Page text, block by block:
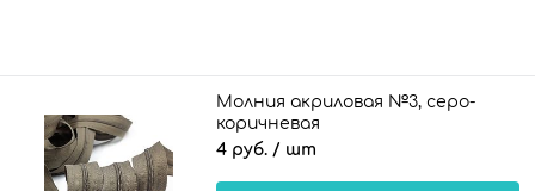
Молния акриловая №3, серо-
коричневая
4 руб. / шт